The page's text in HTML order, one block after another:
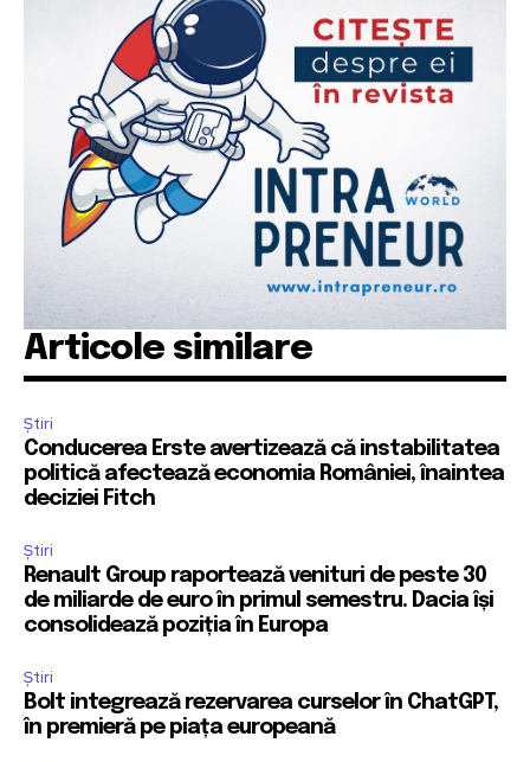
Articole similare
Știri
Conducerea Erste avertizează că instabilitatea
politică afectează economia României, înaintea
deciziei Fitch
Știri
Renault Group raportează venituri de peste 30
de miliarde de euro în primul semestru. Dacia își
consolidează poziția în Europa
Știri
Bolt integrează rezervarea curselor în ChatGPT,
în premieră pe piața europeană